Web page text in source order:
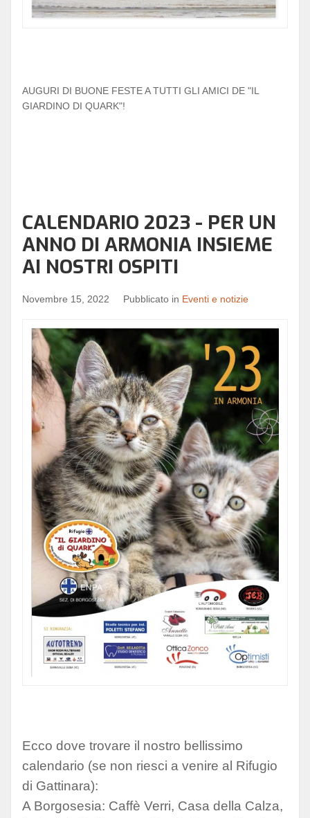
AUGURI DI BUONE FESTE A TUTTI GLI AMICI DE "IL
GIARDINO DI QUARK"!
CALENDARIO 2023 - PER UN
ANNO DI ARMONIA INSIEME
AI NOSTRI OSPITI
Novembre 15, 2022 Pubblicato in Eventi e notizie
Ecco dove trovare il nostro bellissimo
calendario (se non riesci a venire al Rifugio
di Gattinara):
A Borgosesia: Caffè Verri, Casa della Calza,